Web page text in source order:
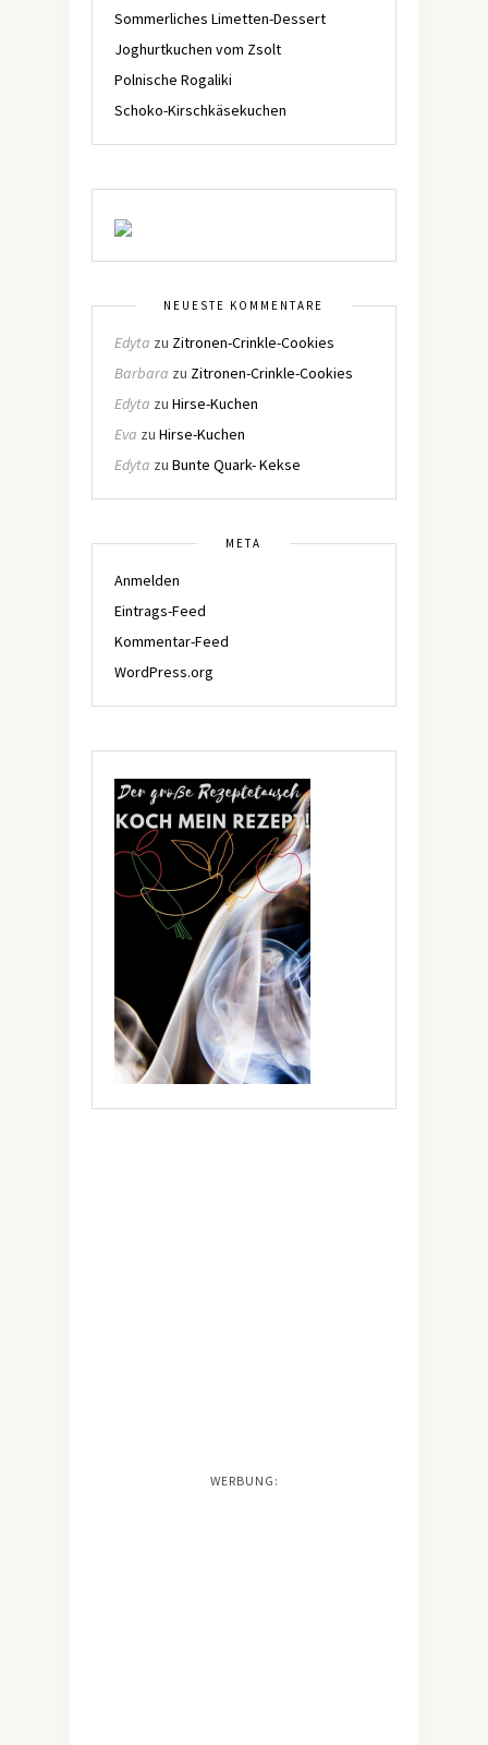
Sommerliches Limetten-Dessert
Joghurtkuchen vom Zsolt
Polnische Rogaliki
Schoko-Kirschkäsekuchen
NEUESTE KOMMENTARE
Edyta zu Zitronen-Crinkle-Cookies
Barbara zu Zitronen-Crinkle-Cookies
Edyta zu Hirse-Kuchen
Eva zu Hirse-Kuchen
Edyta zu Bunte Quark- Kekse
META
Anmelden
Eintrags-Feed
Kommentar-Feed
WordPress.org
WERBUNG: